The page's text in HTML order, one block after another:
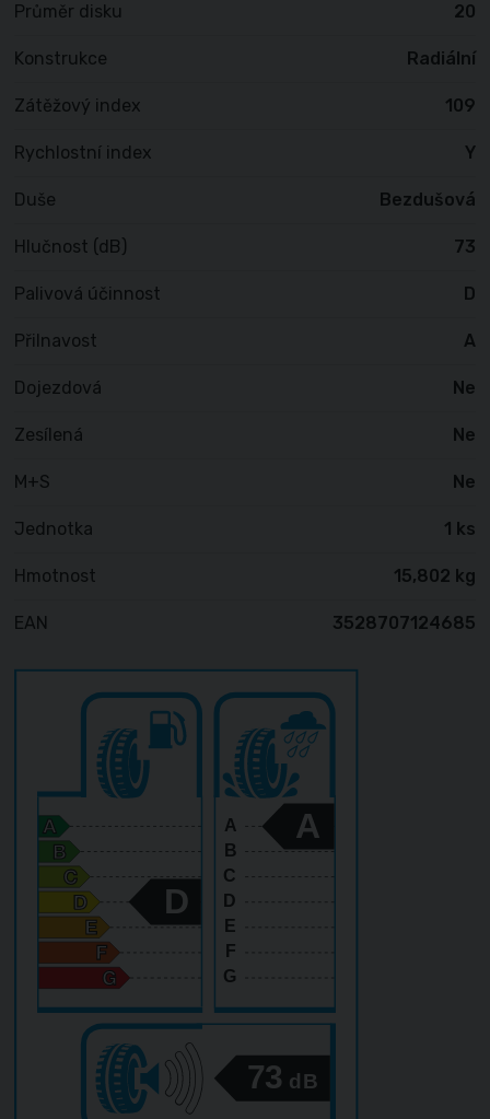
Průměr disku 20
Konstrukce Radiální
Zátěžový index 109
Rychlostní index Y
Duše Bezdušová
Hlučnost (dB) 73
Palivová účinnost D
Přilnavost A
Dojezdová Ne
Zesílená Ne
M+S Ne
Jednotka 1 ks
Hmotnost 15,802 kg
EAN 3528707124685
A
B
C
D
E
F
G
73 dB
D
A